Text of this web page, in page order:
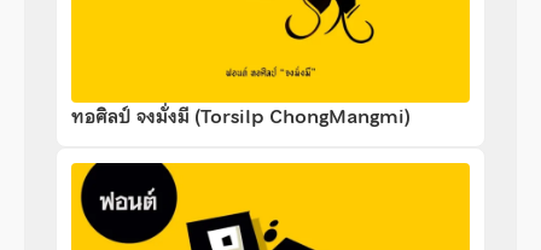
ทอศิลป์ จงมั่งมี (Torsilp ChongMangmi)